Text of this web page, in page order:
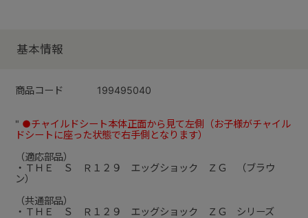
基本情報
商品コード 199495040
" ●チャイルドシート本体正面から見て左側（お子様がチャイル
ドシートに座った状態で右手側となります）
（適応部品）
・ＴＨＥ Ｓ Ｒ１２９ エッグショック ＺＧ （ブラウ
ン）
（共通部品）
・ＴＨＥ Ｓ Ｒ１２９ エッグショック ＺＧ シリーズ